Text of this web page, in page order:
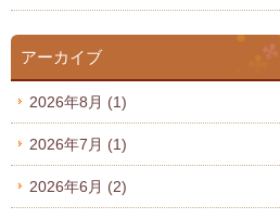
アーカイブ
2026年8月 (1)
2026年7月 (1)
2026年6月 (2)